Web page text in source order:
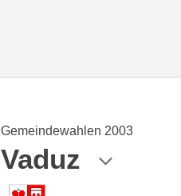
Gemeindewahlen 2003
Vaduz